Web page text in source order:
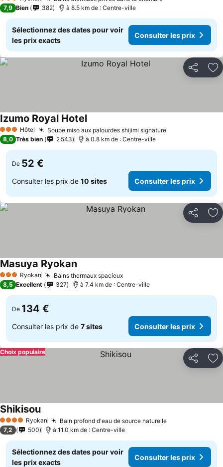
3 Étoiles
7,9 Bien 382 à 8.5 km de : Centre-ville
Sélectionnez des dates pour voir
les prix exacts
Consulter les prix
Partager
3 ÉtoilesHôtel Soupe miso aux palourdes shijimi signature
Izumo Royal Hotel
8,0 Très bien 2 543 à 0.8 km de : Centre-ville
De 52 €
Consulter les prix de 10 sites Consulter les prix
Partager
3 ÉtoilesRyokan Bains thermaux spacieux
Masuya Ryokan
8,5 Excellent 327 à 7.4 km de : Centre-ville
De 134 €
Consulter les prix de 7 sites Consulter les prix
Partager
Choix populaire
4 Étoiles Ryokan Bain profond d'eau de source naturelle
Shikisou
7,2 500 à 11.0 km de : Centre-ville
Sélectionnez des dates pour voir
les prix exacts
Consulter les prix